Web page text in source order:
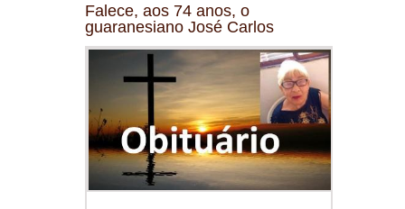
Falece, aos 74 anos, o
guaranesiano José Carlos